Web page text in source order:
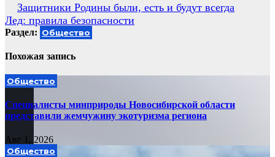
Навигация
по
записям
Защитники Родины были, есть и будут всегда
Лед: правила безопасности
Раздел: Общество
Похожая запись
Общество
Специалисты минприроды Новосибирской области
представили жемчужину экотуризма региона
Авг 1, 2026
Общество